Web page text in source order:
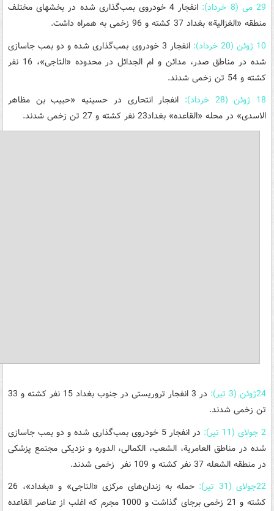
29 می (8 خرداد):
انفجار 4 خودروی بمب‌گذاری شده در بخشهای مختلف
منطقه «الغزالیة» بغداد 37 کشته و 96 زخمی به همراه داشت.
10 ژوئن (20 خرداد):
انفجار 3 خودروی بمب‌گذاری شده و دو بمب جاسازی
شده در مناطق صدر، مدائن و ام الجدائل در محدوده «التاجی»، 16 نفر
کشته و 54 تن زخمی شدند.
18 ژوئن (28 خرداد):
انفجار انتحاری در حسینیه «حبیب بن مظاهر
الاسدی» در محله «القاعده» بغداد23 نفر کشته و 27 تن زخمی شدند.
24ژوئن (3 تیر):
در 3 انفجار تروریستی در جنوب بغداد 15 نفر کشته و 33
تن زخمی شدند.
2 جولای (11 تیر):
در انفجار 5 خودروی بمب‌گذاری شده و دو بمب جاسازی
شده در مناطق العامریة، الشعب، الکمالی، الدوره و نزدیکی مجتمع پزشکی
در منطقه الشعله 37 نفر کشته و 109 نفر زخمی شدند.
22جولای (31 تیر):
حمله به زندان‌های مرکزی «التاجی» و «بغداد»، 26
کشته و 21 زخمی برجای گذاشت و 1000 مجرم که اغلب از عناصر القاعده